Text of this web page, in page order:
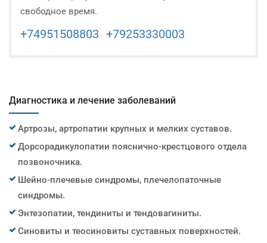
свободное время.
+74951508803 +79253330003
Диагностика и лечение заболеваний
Артрозы, артропатии крупных и мелких суставов.
Дорсорадикулопатии пояснично-крестцового отдела
позвоночника.
Шейно-плечевые синдромы, плечелопаточные
синдромы.
Энтезопатии, тендиниты и тендовагиниты.
Синовиты и теосиновиты суставных поверхностей.